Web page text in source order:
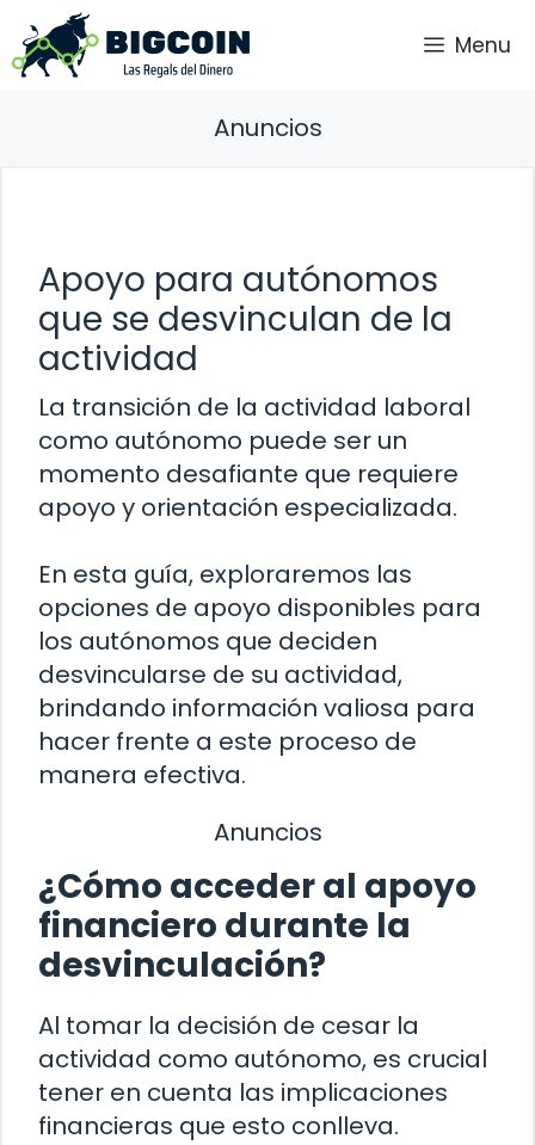
Saltar
al
contenido
Menu
Anuncios
Apoyo para autónomos
que se desvinculan de la
actividad
La transición de la actividad laboral
como autónomo puede ser un
momento desafiante que requiere
apoyo y orientación especializada.
En esta guía, exploraremos las
opciones de apoyo disponibles para
los autónomos que deciden
desvincularse de su actividad,
brindando información valiosa para
hacer frente a este proceso de
manera efectiva.
Anuncios
¿Cómo acceder al apoyo
financiero durante la
desvinculación?
Al tomar la decisión de cesar la
actividad como autónomo, es crucial
tener en cuenta las implicaciones
financieras que esto conlleva.